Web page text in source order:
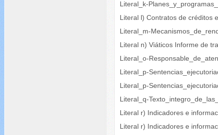
Literal_k-
Literal l) Contratos de créditos
Literal_m-
Literal n) Viáticos Informe de
Literal_o-
Literal_p-
Literal_p-
Literal_q-
Literal r) Indicadores e
Literal r) Indicadores e